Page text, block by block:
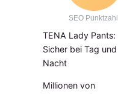
SEO Punktzahl
TENA Lady Pants:
Sicher bei Tag und
Nacht
Millionen von